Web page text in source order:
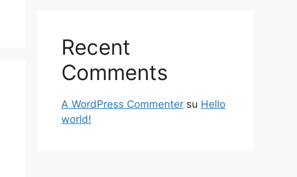
Recent
Comments
A WordPress Commenter su Hello
world!